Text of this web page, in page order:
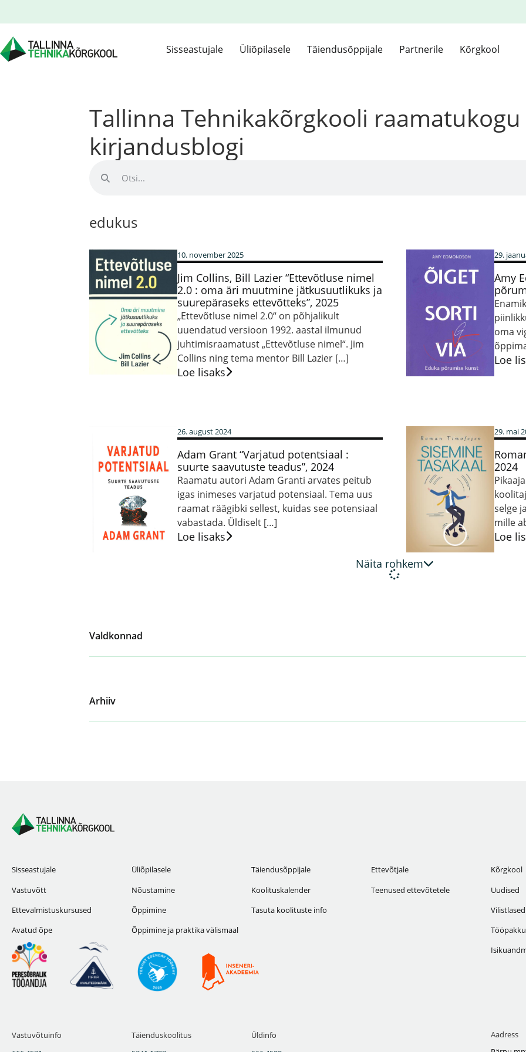
Sisseastujale Üliõpilasele Täiendusõppijale Partnerile Kõrgkool
Tallinna Tehnikakõrgkooli raamatukogu
kirjandusblogi
edukus
10. november 2025
Jim Collins, Bill Lazier “Ettevõtluse nimel
2.0 : oma äri muutmine jätkusuutlikuks ja
suurepäraseks ettevõtteks”, 2025
„Ettevõtluse nimel 2.0“ on põhjalikult
uuendatud versioon 1992. aastal ilmunud
juhtimisraamatust „Ettevõtluse nimel“. Jim
Collins ning tema mentor Bill Lazier […]
Loe lisaks
29.
Amy
oma
Loe
26. august 2024
Adam Grant “Varjatud potentsiaal :
suurte saavutuste teadus”, 2024
Raamatu autori Adam Granti arvates peitub
igas inimeses varjatud potensiaal. Tema uus
raamat räägibki sellest, kuidas see potensiaal
vabastada. Üldiselt […]
Loe lisaks
29. mai
2024
selge
mille
Loe
Näita rohkem
Valdkonnad
Arhiiv
Sisseastujale
Vastuvõtt
Ettevalmistuskursused
Avatud õpe
Üliõpilasele
Nõustamine
Õppimine
Õppimine ja praktika välismaal
Täiendusõppijale
Koolituskalender
Tasuta koolituste info
Ettevõtjale
Teenused ettevõtetele
Kõrgkool
Uudised
Vilistlased
Vastuvõtuinfo
Täienduskoolitus
Üldinfo
Aadress